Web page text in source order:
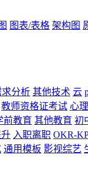
图表/表格 架构图
求分析 其他技术 云
教师资格证考试 心
前教育 其他教育 初
入职离职 OKR-
通用模板 影视综艺